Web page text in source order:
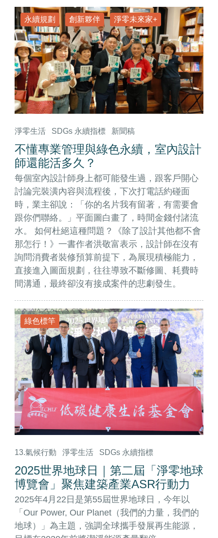
永續規劃 創新夥伴 淨零未來家+
淨零生活 SDGs 永續指標 新聞稿
不懂專業管理與綠色永續，室內設計
師還能活多久？
每個室內設計師身上都可能發生過，跟客戶開心
討論完裝潢內容與流程後，下次打電話約碰面
時，業主卻說：「你的名片我有留著，有需要會
跟你們聯絡。」平面圖白畫了，時間金錢付諸流
水。 如何杜絕這種問題？《除了設計其他都不會
那怎行！》一書作者洪敬富表示，設計師在沒有
詢問消費者裝修預算前提下，為展現積極能力，
直接進入圖面規劃，往往導致不斷修圖、耗費時
間溝通，最終卻沒有接成案件的悲劇發生。
綠色標竿
13.氣候行動 淨零生活 SDGs 永續指標
2025世界地球日｜第二屆「淨零地球
博覽會」聚焦建築產業ASR行動力
2025年4月22日是第55屆世界地球日，今年以
「Our Power, Our Planet（我們的力量，我們的
地球）」為主題，強調全球攜手發展再生能源，